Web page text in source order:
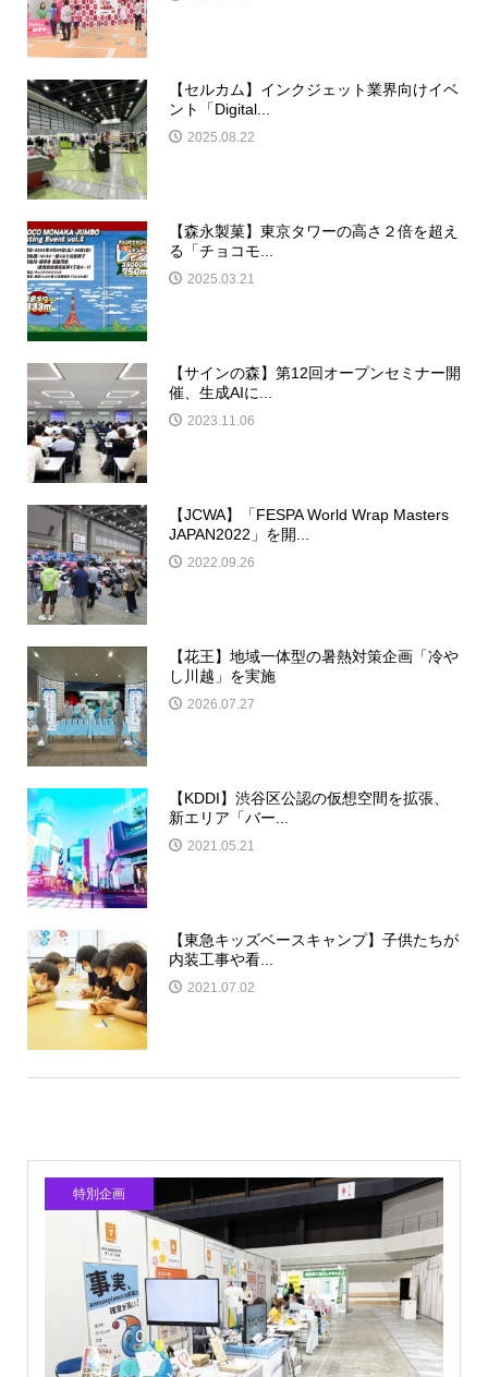
【セルカム】インクジェット業界向けイベ
ント「Digital...
2025.08.22
【森永製菓】東京タワーの高さ２倍を超え
る「チョコモ...
2025.03.21
【サインの森】第12回オープンセミナー開
催、生成AIに...
2023.11.06
【JCWA】「FESPA World Wrap Masters
JAPAN2022」を開...
2022.09.26
【花王】地域一体型の暑熱対策企画「冷や
し川越」を実施
2026.07.27
【KDDI】渋谷区公認の仮想空間を拡張、
新エリア「バー...
2021.05.21
【東急キッズベースキャンプ】子供たちが
内装工事や看...
2021.07.02
特別企画